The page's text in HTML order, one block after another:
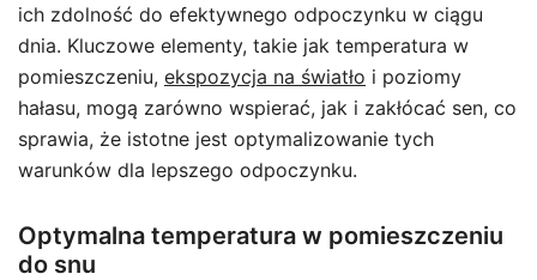
ich zdolność do efektywnego odpoczynku w ciągu
dnia. Kluczowe elementy, takie jak temperatura w
pomieszczeniu, ekspozycja na światło i poziomy
hałasu, mogą zarówno wspierać, jak i zakłócać sen, co
sprawia, że istotne jest optymalizowanie tych
warunków dla lepszego odpoczynku.
Optymalna temperatura w pomieszczeniu
do snu